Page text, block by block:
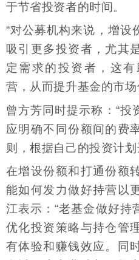
于节省投资者的时间。
“对公募机构来说，增设
吸引更多投资者，尤其
定需求的投资者，这
营，从而提升基金的市场
曾方芳同时提示称：“投
应明确不同份额间的费
则，根据自己的投资计
在增设份额和打通份额
能如何发力做好持营以
江表示：“老基金做好持
优化投资策略与持仓管
有体验和赚钱效应。同